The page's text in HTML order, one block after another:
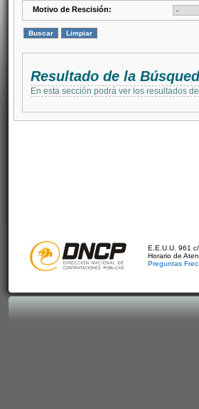
Motivo de Rescisión:
Resultado de la
En esta sección podrá ver los resultados
E.E.U.U. 961
Horario de
Preguntas